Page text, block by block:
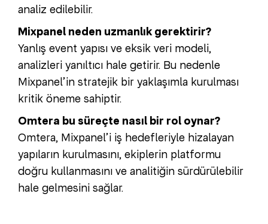
analiz edilebilir.
Mixpanel neden uzmanlık gerektirir?
Yanlış event yapısı ve eksik veri modeli,
analizleri yanıltıcı hale getirir. Bu nedenle
Mixpanel’in stratejik bir yaklaşımla kurulması
kritik öneme sahiptir.
Omtera bu süreçte nasıl bir rol oynar?
Omtera, Mixpanel’i iş hedefleriyle hizalayan
yapıların kurulmasını, ekiplerin platformu
doğru kullanmasını ve analitiğin sürdürülebilir
hale gelmesini sağlar.